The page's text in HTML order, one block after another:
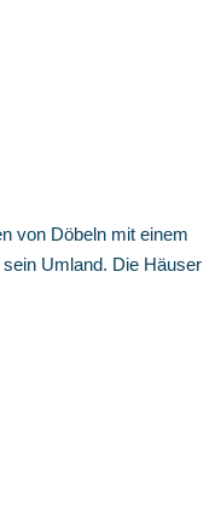
von Döbeln mit einem
Umland. Die Häuser